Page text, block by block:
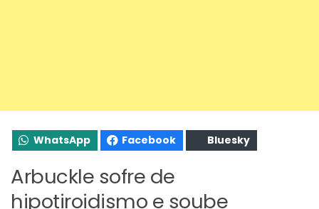
WhatsApp Facebook Bluesky
Arbuckle sofre de
hipotiroidismo e soube